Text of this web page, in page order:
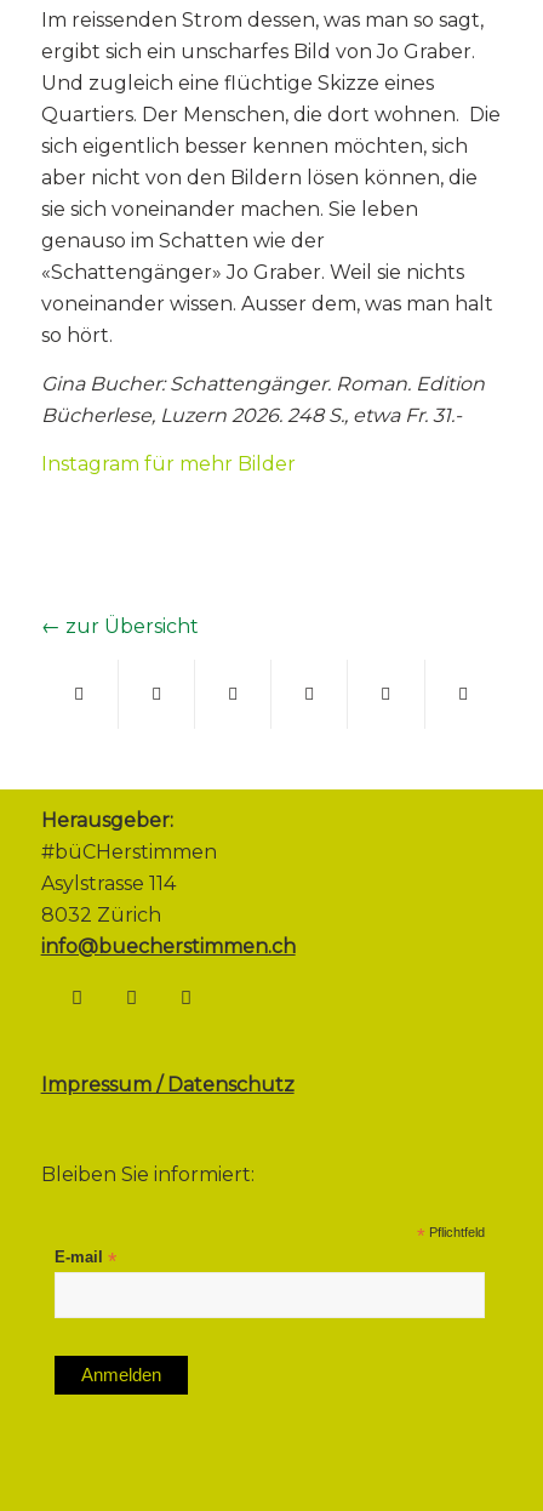
Im reissenden Strom dessen, was man so sagt,
ergibt sich ein unscharfes Bild von Jo Graber.
Und zugleich eine flüchtige Skizze eines
Quartiers. Der Menschen, die dort wohnen. Die
sich eigentlich besser kennen möchten, sich
aber nicht von den Bildern lösen können, die
sie sich voneinander machen. Sie leben
genauso im Schatten wie der
«Schattengänger» Jo Graber. Weil sie nichts
voneinander wissen. Ausser dem, was man halt
so hört.
Gina Bucher: Schattengänger. Roman. Edition
Bücherlese, Luzern 2026. 248 S., etwa Fr. 31.-
Instagram für mehr Bilder
← zur Übersicht
Herausgeber:
#büCHerstimmen
Asylstrasse 114
8032 Zürich
info@buecherstimmen.ch
Impressum / Datenschutz
Bleiben Sie informiert:
* Pflichtfeld
E-mail*